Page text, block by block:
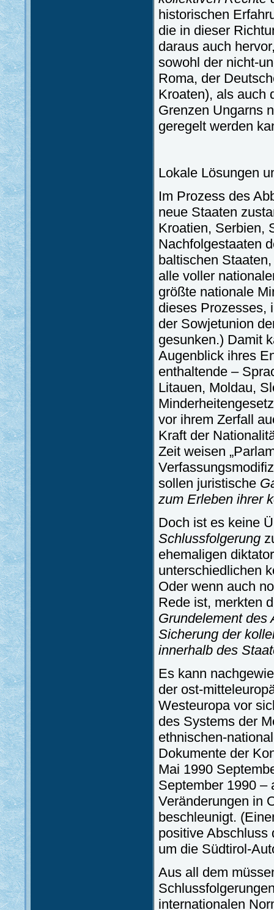
historischen
die in dieser
daraus auch
sowohl der nicht-
Roma, der
Kroaten), als auch
Grenzen Ungarns
geregelt werden
Lokale Lösungen
Im Prozess des
neue Staaten
Kroatien, Serbien,
Nachfolgestaaten
baltischen
alle voller
größte nationale
dieses Prozesses,
der Sowjetunion
gesunken.) Damit
Augenblick ihres
enthaltende –
Litauen, Moldau,
vor ihrem Zerfall
Kraft der
Zeit weisen
sollen juristische
zum Erleben ihrer
Doch ist es keine
Schlussfolgerung
ehemaligen
unterschiedlichen
Oder wenn auch
Rede ist, merkten
Grundelement des
Sicherung der
innerhalb des
Es kann
der ost-
Westeuropa vor
des Systems der
ethnischen-
Dokumente der
Mai 1990
September 1990 –
Veränderungen in
beschleunigt.
positive Abschluss
um die Südtirol-
Aus all dem
internationalen